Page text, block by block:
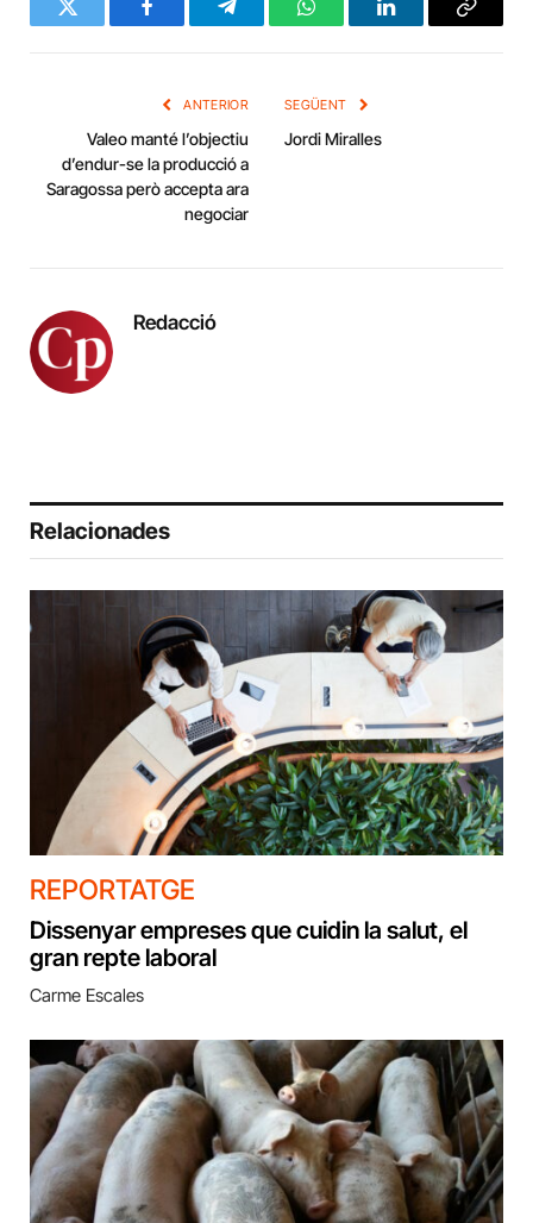
Twitter FacebookTelegramWhatsAppLinkedInCopy
ANTERIOR
Valeo manté l’objectiu
d’endur-se la producció a
Saragossa però accepta ara
negociar
SEGÜENT
Jordi Miralles
Redacció
Relacionades
REPORTATGE
Dissenyar empreses que cuidin la salut, el
gran repte laboral
Carme Escales